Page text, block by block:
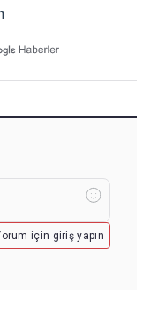
için giriş yapın